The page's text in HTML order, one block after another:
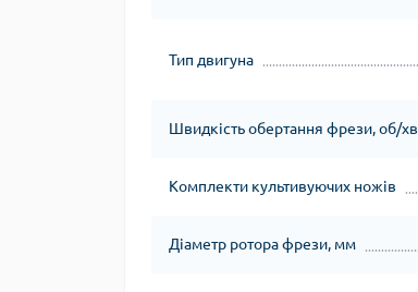
Тип двигуна
Швидкість обертання фрези, об/хв
Комплекти культивуючих ножів
Діаметр ротора фрези, мм